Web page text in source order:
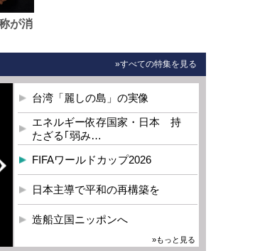
が消
»すべての特集を見る
台湾「麗しの島」の実像
エネルギー依存国家・日本 持
たざる｢弱み…
FIFAワールドカップ2026
日本主導で平和の再構築を
造船立国ニッポンへ
»もっと見る